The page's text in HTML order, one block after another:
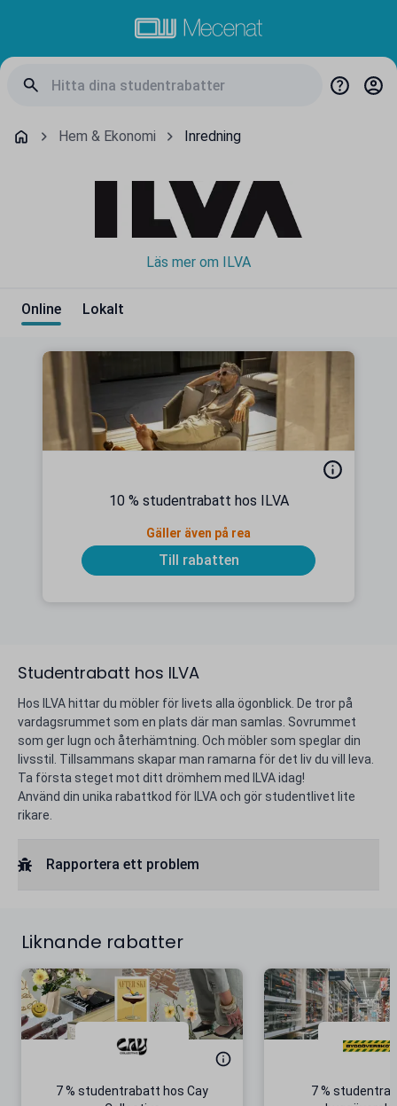
Hem & Ekonomi Inredning
Läs mer om ILVA
Online Lokalt
10 % studentrabatt hos ILVA
Gäller även på rea
Till rabatten
Studentrabatt hos ILVA
Hos ILVA hittar du möbler för livets alla ögonblick. De tror på
vardagsrummet som en plats där man samlas. Sovrummet
som ger lugn och återhämtning. Och möbler som speglar din
livsstil. Tillsammans skapar man ramarna för det liv du vill leva.
Ta första steget mot ditt drömhem med ILVA idag!
Använd din unika rabattkod för ILVA och gör studentlivet lite
rikare.
Rapportera ett problem
Liknande rabatter
7 % studentrabatt hos Cay
7 %